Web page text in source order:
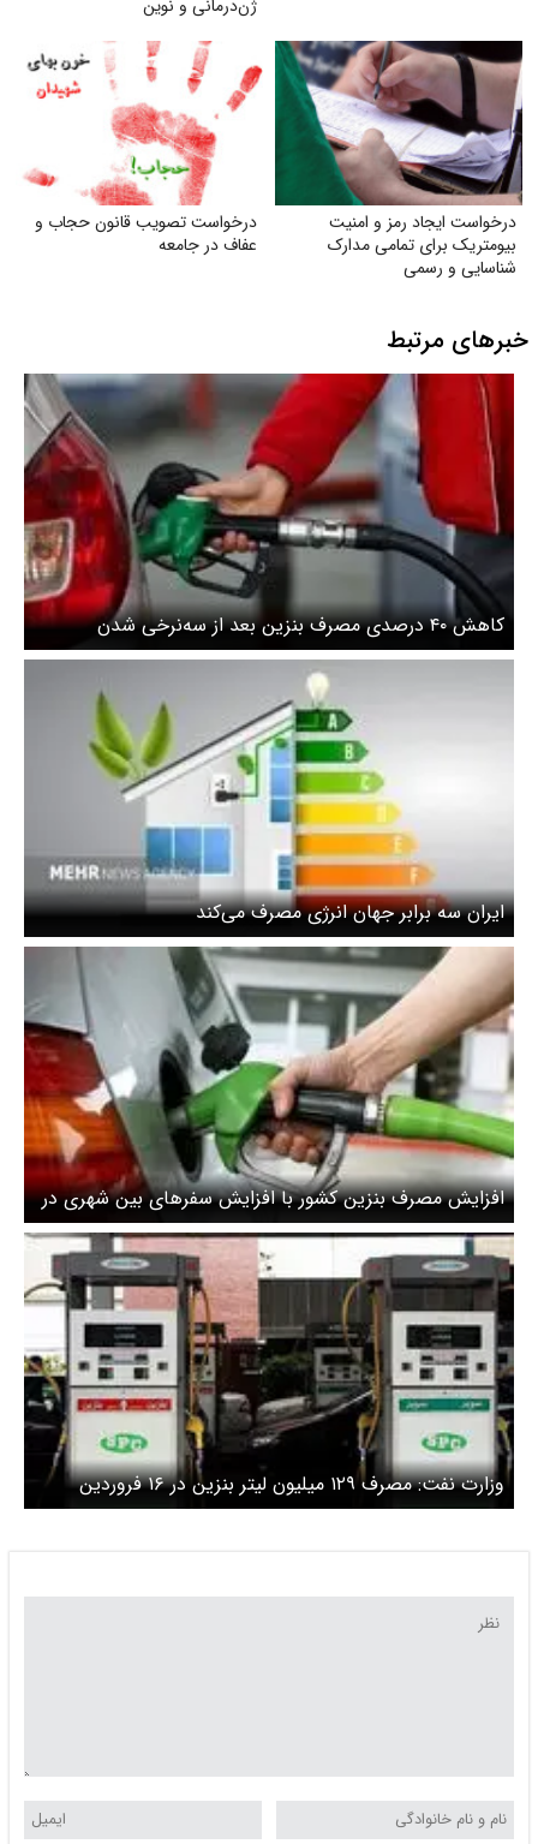
ژن‌درمانی و نوین
درخواست ایجاد رمز و امنیت
بیومتریک برای تمامی مدارک
شناسایی و رسمی
درخواست تصویب قانون حجاب و
عفاف در جامعه
خبرهای مرتبط
کاهش ۴۰ درصدی مصرف بنزین بعد از سه‌نرخی شدن
ایران سه برابر جهان انرژی مصرف می‌کند
افزایش مصرف بنزین کشور با افزایش سفرهای بین شهری در
تعطیلات خردادماه
وزارت نفت: مصرف ۱۲۹ میلیون لیتر بنزین در ۱۶ فروردین